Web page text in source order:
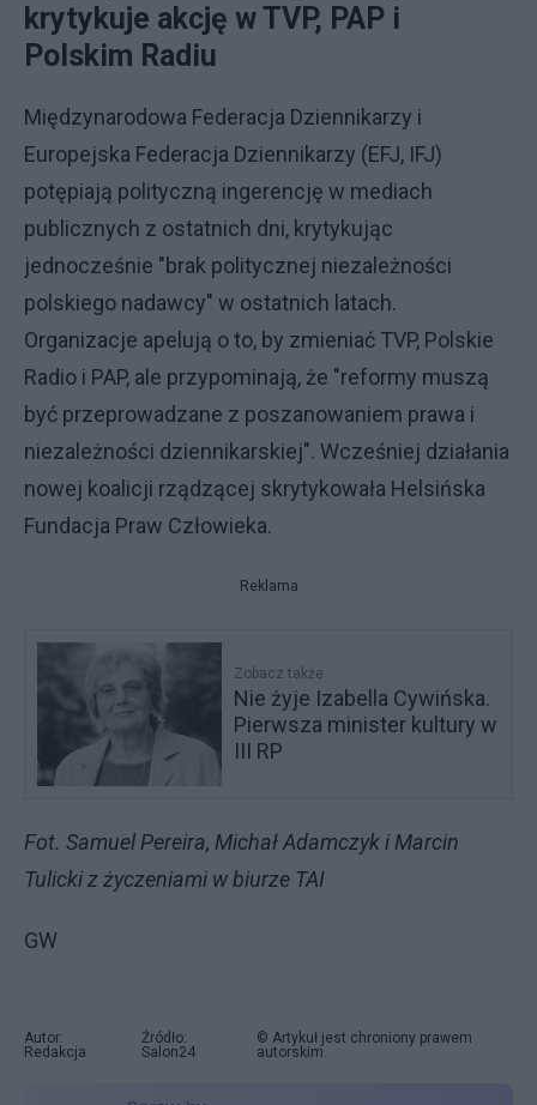
krytykuje akcję w TVP, PAP i
Polskim Radiu
Międzynarodowa Federacja Dziennikarzy i
Europejska Federacja Dziennikarzy (EFJ, IFJ)
potępiają polityczną ingerencję w mediach
publicznych z ostatnich dni, krytykując
jednocześnie "brak politycznej niezależności
polskiego nadawcy" w ostatnich latach.
Organizacje apelują o to, by zmieniać TVP, Polskie
Radio i PAP, ale przypominają, że "reformy muszą
być przeprowadzane z poszanowaniem prawa i
niezależności dziennikarskiej". Wcześniej działania
nowej koalicji rządzącej skrytykowała Helsińska
Fundacja Praw Człowieka.
Reklama
Zobacz także
Nie żyje Izabella Cywińska.
Pierwsza minister kultury w
III RP
Fot. Samuel Pereira, Michał Adamczyk i Marcin
Tulicki z życzeniami w biurze TAI
GW
Autor:
Redakcja
Źródło:
Salon24
© Artykuł jest chroniony prawem
autorskim.